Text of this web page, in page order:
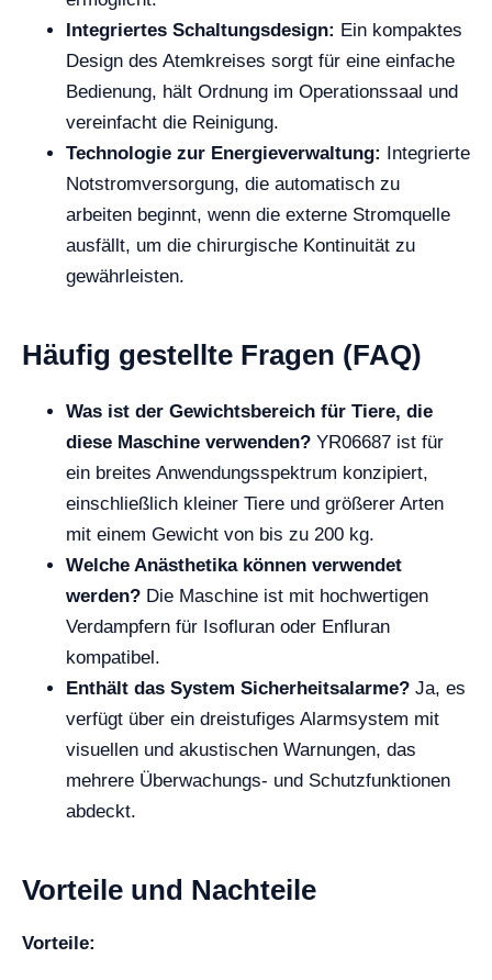
Integriertes Schaltungsdesign: Ein kompaktes
Design des Atemkreises sorgt für eine einfache
Bedienung, hält Ordnung im Operationssaal und
vereinfacht die Reinigung.
Technologie zur Energieverwaltung: Integrierte
Notstromversorgung, die automatisch zu
arbeiten beginnt, wenn die externe Stromquelle
ausfällt, um die chirurgische Kontinuität zu
gewährleisten.
Häufig gestellte Fragen (FAQ)
Was ist der Gewichtsbereich für Tiere, die
diese Maschine verwenden? YR06687 ist für
ein breites Anwendungsspektrum konzipiert,
einschließlich kleiner Tiere und größerer Arten
mit einem Gewicht von bis zu 200 kg.
Welche Anästhetika können verwendet
werden? Die Maschine ist mit hochwertigen
Verdampfern für Isofluran oder Enfluran
kompatibel.
Enthält das System Sicherheitsalarme? Ja, es
verfügt über ein dreistufiges Alarmsystem mit
visuellen und akustischen Warnungen, das
mehrere Überwachungs- und Schutzfunktionen
abdeckt.
Vorteile und Nachteile
Vorteile: